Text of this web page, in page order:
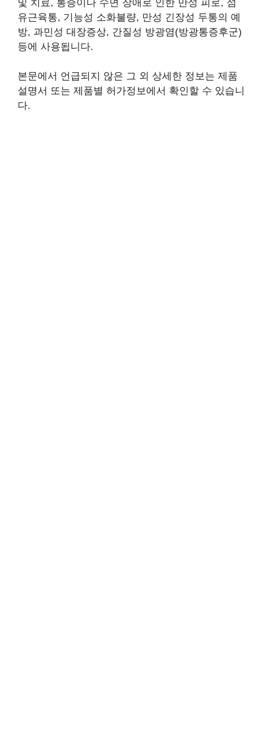
및 치료, 통증이나 수면 장애로 인한 만성 피로, 섬
유근육통, 기능성 소화불량, 만성 긴장성 두통의 예
방, 과민성 대장증상, 간질성 방광염(방광통증후군)
등에 사용됩니다.
본문에서 언급되지 않은 그 외 상세한 정보는 제품
설명서 또는 제품별 허가정보에서 확인할 수 있습니
다.